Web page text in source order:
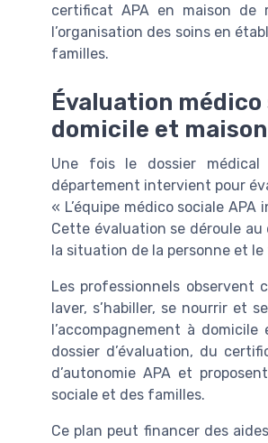
certificat APA en maison
l’organisation des soins en
familles.
Évaluation
domicile et
Une fois le dossier médical
département intervient pour
« L’équipe médico sociale
Cette évaluation se déroule
la situation de la personne et
Les professionnels observent
laver, s’habiller, se nourrir et
l’accompagnement à
dossier d’évaluation, du
d’autonomie APA et
sociale et des familles.
Ce plan peut financer des